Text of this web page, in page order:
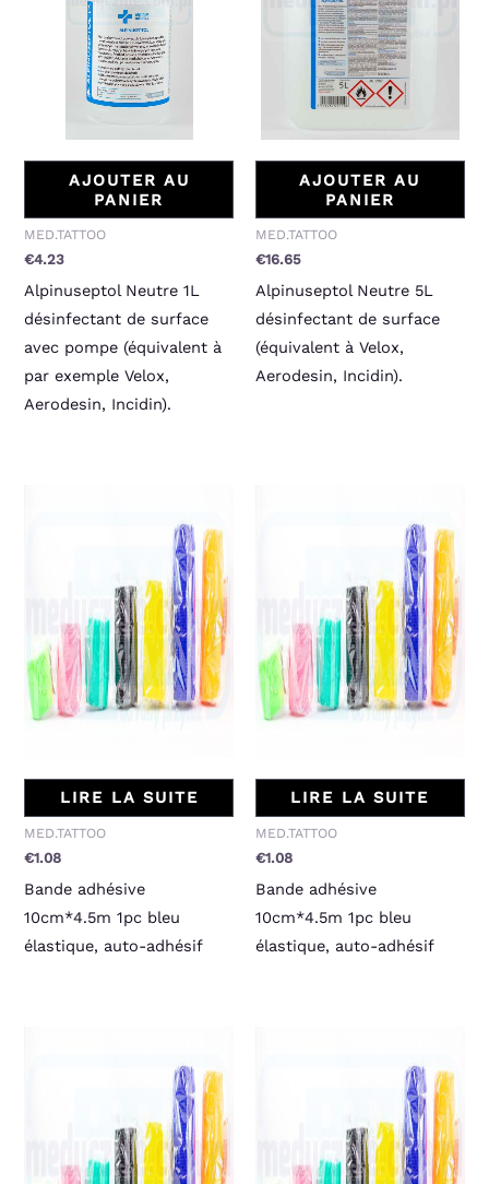
AJOUTER AU
PANIER
MED.TATTOO
€4.23
Alpinuseptol Neutre 1L
désinfectant de surface
avec pompe (équivalent à
par exemple Velox,
Aerodesin, Incidin).
AJOUTER AU
PANIER
MED.TATTOO
€16.65
Alpinuseptol Neutre 5L
désinfectant de surface
(équivalent à Velox,
Aerodesin, Incidin).
LIRE LA SUITE
MED.TATTOO
€1.08
Bande adhésive
10cm*4.5m 1pc bleu
élastique, auto-adhésif
LIRE LA SUITE
MED.TATTOO
€1.08
Bande adhésive
10cm*4.5m 1pc bleu
élastique, auto-adhésif